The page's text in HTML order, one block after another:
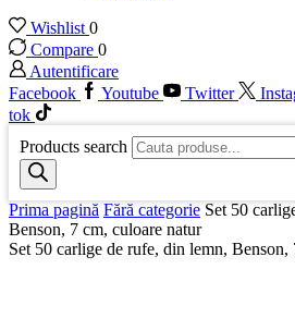
Wishlist 0
Compare 0
Autentificare
Facebook
Youtube Twitter
tok
Products search
Prima pagină Fără categorie Set 50
Benson, 7 cm, culoare natur
Set 50 carlige de rufe, din lemn, Benson,